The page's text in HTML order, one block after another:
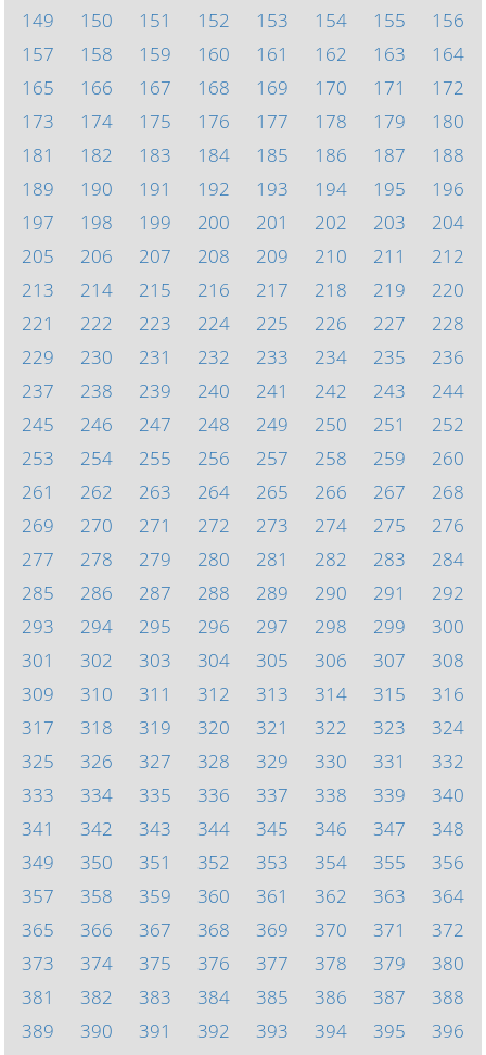
149
150 151 152 153 154 155
156
157
158 159 160 161 162 163
164
165
166 167 168 169 170 171
172
173
174 175 176 177 178 179
180
181
182 183 184 185 186 187
188
189
190 191 192 193 194 195
196
197
198 199 200 201 202 203
204
205
206 207 208 209 210 211
212
213
214 215 216 217 218 219
220
221
222 223 224 225 226 227
228
229
230 231 232 233 234 235
236
237
238 239 240 241 242 243
244
245
246 247 248 249 250 251
252
253
254 255 256 257 258 259
260
261
262 263 264 265 266 267
268
269
270 271 272 273 274 275
276
277
278 279 280 281 282 283
284
285
286 287 288 289 290 291
292
293
294 295 296 297 298 299
300
301
302 303 304 305 306 307
308
309
310 311 312 313 314 315
316
317
318 319 320 321 322 323
324
325
326 327 328 329 330 331
332
333
334 335 336 337 338 339
340
341
342 343 344 345 346 347
348
349
350 351 352 353 354 355
356
357
358 359 360 361 362 363
364
365
366 367 368 369 370 371
372
373
374 375 376 377 378 379
380
381
382 383 384 385 386 387
388
389
390 391 392 393 394 395
396